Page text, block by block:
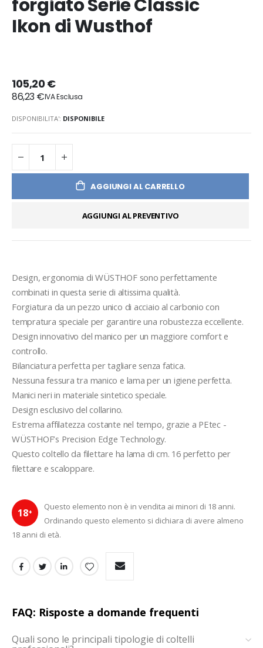
forgiato Serie Classic
Ikon di Wusthof
105,20 €
86,23 €
DISPONIBILITA': DISPONIBILE
AGGIUNGI AL CARRELLO
AGGIUNGI AL PREVENTIVO
Design, ergonomia di WÜSTHOF sono perfettamente
combinati in questa serie di altissima qualità.
Forgiatura da un pezzo unico di acciaio al carbonio con
tempratura speciale per garantire una robustezza eccellente.
Design innovativo del manico per un maggiore comfort e
controllo.
Bilanciatura perfetta per tagliare senza fatica.
Nessuna fessura tra manico e lama per un igiene perfetta.
Manici neri in materiale sintetico speciale.
Design esclusivo del collarino.
Estrema affilatezza costante nel tempo, grazie a PEtec -
WÜSTHOF’s Precision Edge Technology.
Questo coltello da filettare ha lama di cm. 16 perfetto per
filettare e scaloppare.
18+
Questo elemento non è in vendita ai minori di 18 anni.
Ordinando questo elemento si dichiara di avere almeno
18 anni di età.
FAQ: Risposte a domande frequenti
Quali sono le principali tipologie di coltelli